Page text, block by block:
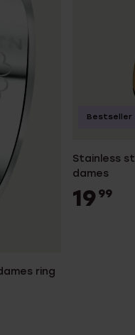
ring
Stainless
dames
19 99
Bestseller